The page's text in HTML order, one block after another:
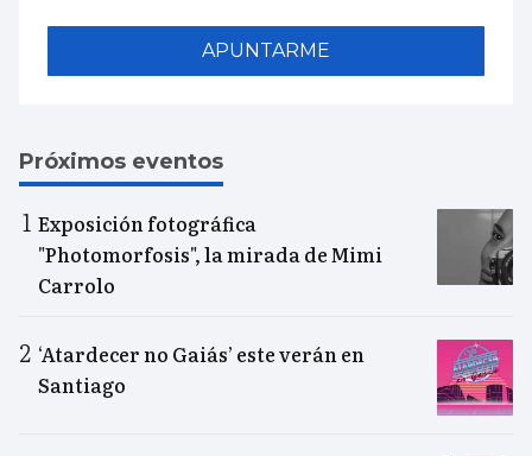
APUNTARME
Próximos eventos
Exposición fotográfica
"Photomorfosis", la mirada de Mimi
Carrolo
‘Atardecer no Gaiás’ este verán en
Santiago